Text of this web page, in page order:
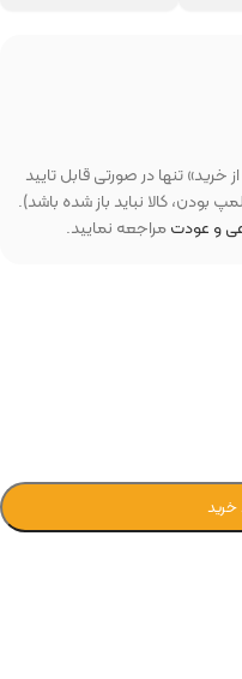
تنها در صورتی قابل تایید
بودن، کالا نباید باز شده باشد).
و عودتمراجعه نمایید.
خرید